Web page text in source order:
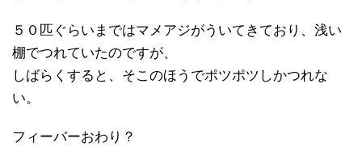
５０匹ぐらいまではマメアジがういてきており、浅い
棚でつれていたのですが、
しばらくすると、そこのほうでポツポツしかつれな
い。
フィーバーおわり？